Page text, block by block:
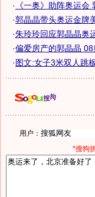
· 《一奥》助阵奥运
·郭晶晶带头奥运金牌
·朱玲玲回应郭晶晶奥
·偏爱房产的郭晶晶
·图文:女子3米双人跳
用户：
*搜狗